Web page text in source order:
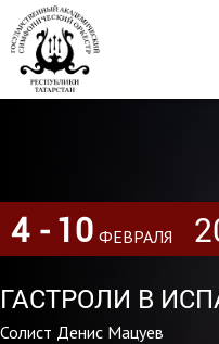
4 - 10 ФЕВРАЛЯ
ГАСТРОЛИ В
Солист Денис Мацуев